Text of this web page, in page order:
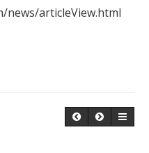
news/articleView.html